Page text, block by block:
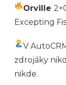
Orville
Excepting
V
zdrojáky
nikde.